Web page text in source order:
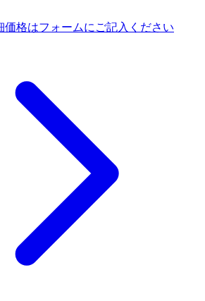
価格はフォームにご記入ください